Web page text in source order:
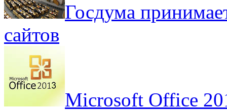
Госдума
сайтов
Microsoft Office